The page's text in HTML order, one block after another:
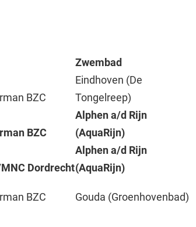
Zwembad
BZC
Eindhoven (De
Tongelreep)
BZC
Alphen a/d Rijn
(AquaRijn)
Dordrecht
Alphen a/d Rijn
(AquaRijn)
BZC Gouda (Groenhovenbad)